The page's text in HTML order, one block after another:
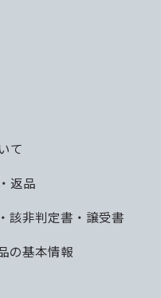
て
返品
該非判定書・譲受書
の基本情報